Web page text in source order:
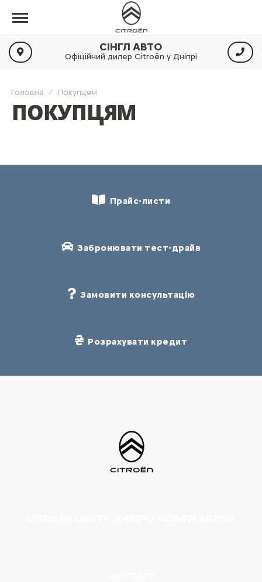
СІНГЛ АВТО
Офіційний дилер Citroën у Дніпрі
Головна Покупцям
ПОКУПЦЯМ
Прайс-листи
Забронювати тест-драйв
Замовити консультацію
Розрахувати кредит